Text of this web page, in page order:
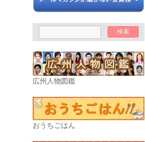
広州人物図鑑
おうちごはん